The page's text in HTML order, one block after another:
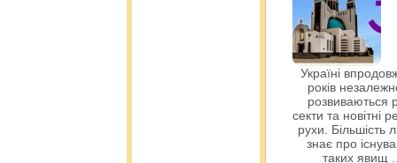
Україні
років
розвиваються
секти та новітні
рухи. Більшість
знає про
таких явищ